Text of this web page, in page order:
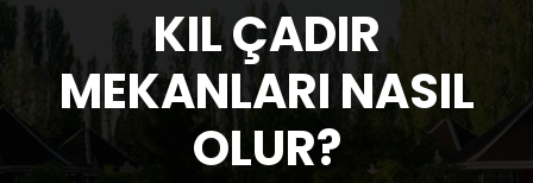
KIL ÇADIR
MEKANLARI NASIL
OLUR?